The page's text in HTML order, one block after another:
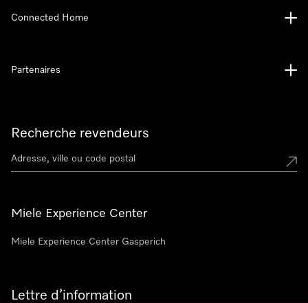
Recherche revendeurs
Miele Experience Center
Miele Experience Center Gasperich
Lettre d’information
Connected Home
Partenaires